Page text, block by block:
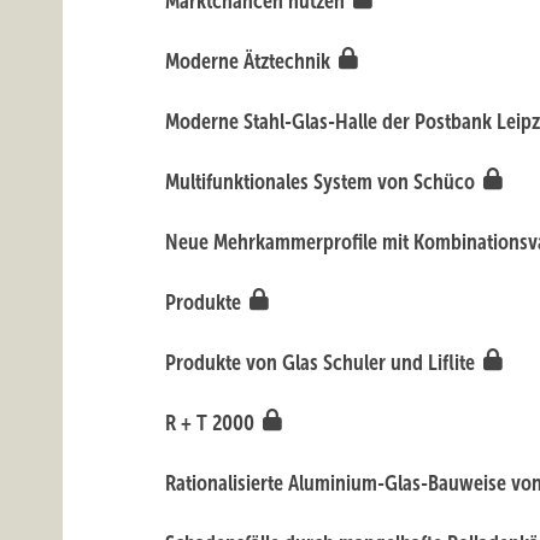
Moderne Ätztechnik
Moderne Stahl-Glas-Halle der Postbank
Multifunktionales System von Schüco
Neue Mehrkammerprofile mit
Produkte
Produkte von Glas Schuler und Liflite
R + T 2000
Rationalisierte Aluminium-Glas-Bauweise